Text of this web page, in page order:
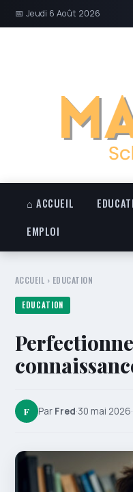
📅 Jeudi 6 Août 2026
⌂ ACCUEIL
EMPLOI
ACCUEIL › EDUCATION
EDUCATION
F Par Fred·30 mai 2026·